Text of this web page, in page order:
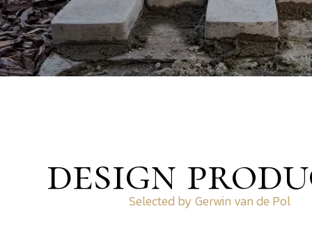
designSelected by Gerwin van de Pol